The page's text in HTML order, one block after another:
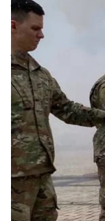
та автором
Про це
Попри дощову
та військові.